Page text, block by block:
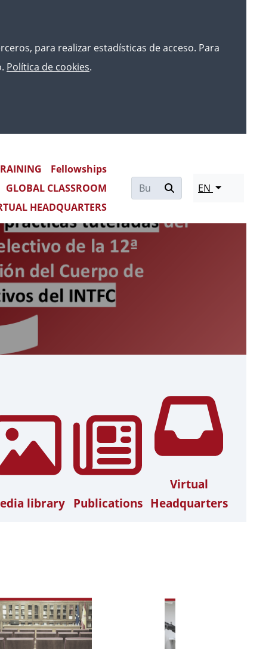
para realizar estadísticas de acceso. Para
Política de cookies.
Fellowships
GLOBAL CLASSROOM
HEADQUARTERS
EN
library Publications
Virtual
Headquarters